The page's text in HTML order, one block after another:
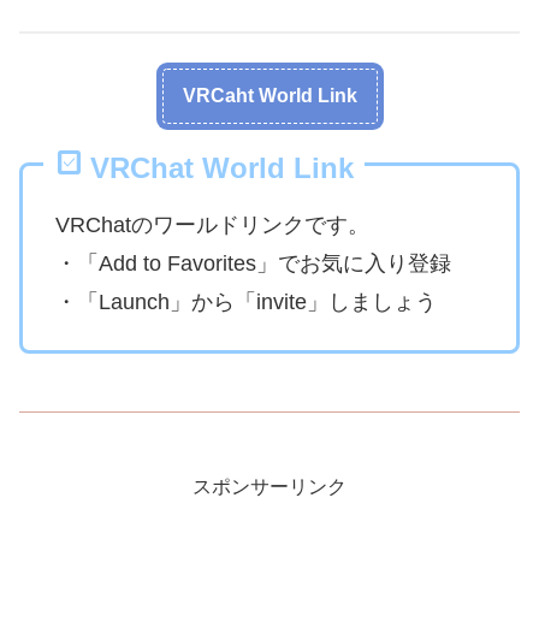
VRCaht World Link
VRChat World Link
VRChatのワールドリンクです。
・「Add to Favorites」でお気に入り登録
・「Launch」から「invite」しましょう
スポンサーリンク